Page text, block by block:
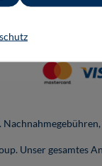
Unser gesamtes